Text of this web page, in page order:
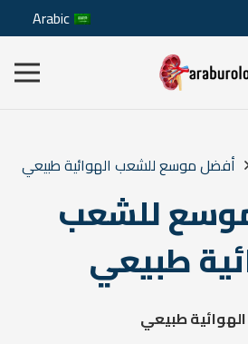
Arabic
أفضل موسع للشعب الهوائية طبيعي
للشعب
طبيعي
طبيعي